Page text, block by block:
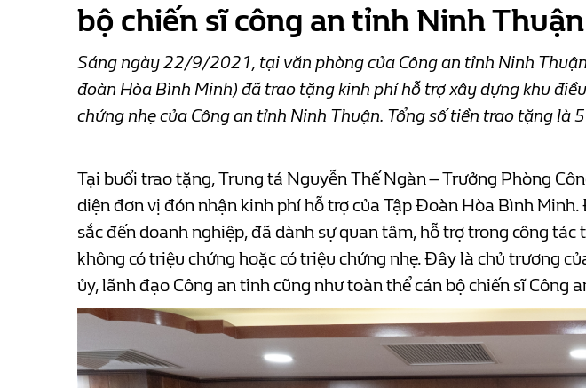
bộ chiến sĩ công an tỉnh Ninh Thuận
Sáng ngày 22/9/2021, tại văn phòng của Công an tỉnh Ninh
đoàn Hòa Bình Minh) đã trao tặng kinh phí hỗ trợ xây dựng khu
chứng nhẹ của Công an tỉnh Ninh Thuận. Tổng số tiền trao tặng là
Tại buổi trao tặng, Trung tá Nguyễn Thế Ngàn – Trưởng Phòng
diện đơn vị đón nhận kinh phí hỗ trợ của Tập Đoàn Hòa Bình
sắc đến doanh nghiệp, đã dành sự quan tâm, hỗ trợ trong công
không có triệu chứng hoặc có triệu chứng nhẹ. Đây là chủ trương
ủy, lãnh đạo Công an tỉnh cũng như toàn thể cán bộ chiến sĩ Công